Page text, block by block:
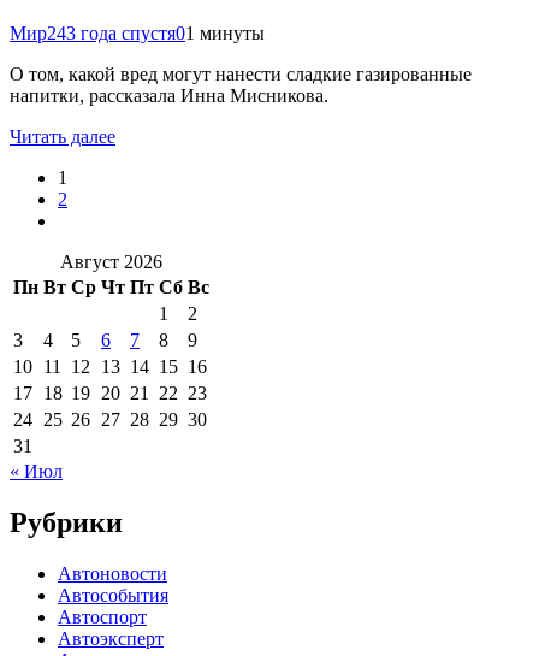
Мир243 года спустя01 минуты
О том, какой вред могут нанести сладкие газированные
напитки, рассказала Инна Мисникова.
Читать далее
1
2
Август 2026
Пн Вт Ср Чт Пт Сб Вс
1
2
3
4 5 6 7 8
9
10 11 12 13 14 15 16
17 18 19 20 21 22 23
24 25 26 27 28 29 30
31
« Июл
Рубрики
Автоновости
Автособытия
Автоспорт
Автоэксперт